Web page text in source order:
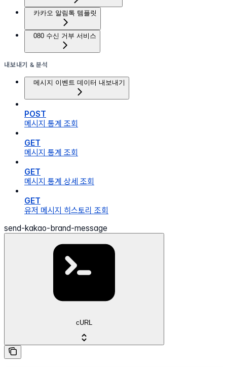
카카오 알림톡 템플릿
080 수신 거부 서비스
내보내기 & 분석
메시지 이벤트 데이터 내보내기
POST
메시지 통계 조회
GET
메시지 통계 조회
GET
메시지 통계 상세 조회
GET
유저 메시지 히스토리 조회
send-kakao-brand-message
cURL